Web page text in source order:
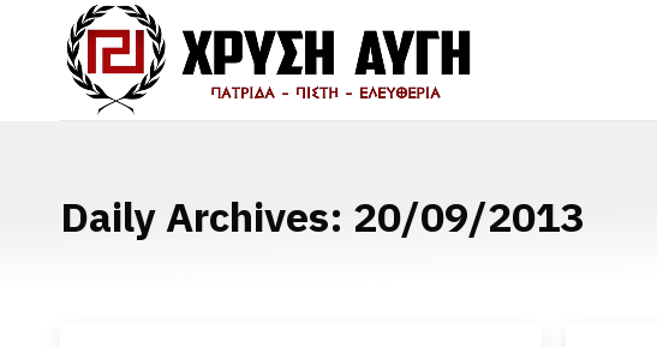
Daily Archives: 20/09/2013